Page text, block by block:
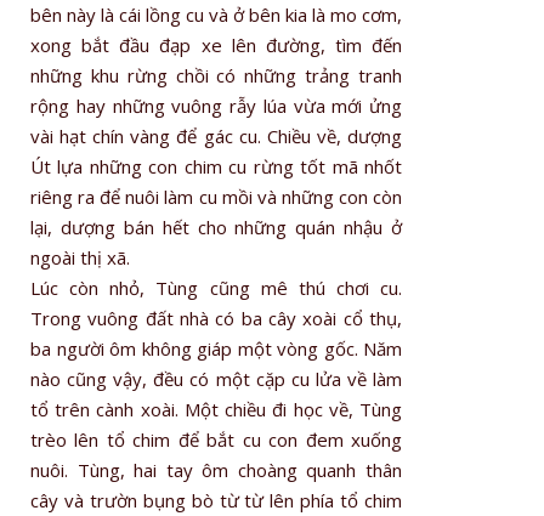
bên này là cái lồng cu và ở bên kia là mo cơm,
xong bắt đầu đạp xe lên đường, tìm đến
những khu rừng chồi có những trảng tranh
rộng hay những vuông rẫy lúa vừa mới ửng
vài hạt chín vàng để gác cu. Chiều về, dượng
Út lựa những con chim cu rừng tốt mã nhốt
riêng ra để nuôi làm cu mồi và những con còn
lại, dượng bán hết cho những quán nhậu ở
ngoài thị xã.
Lúc còn nhỏ, Tùng cũng mê thú chơi cu.
Trong vuông đất nhà có ba cây xoài cổ thụ,
ba người ôm không giáp một vòng gốc. Năm
nào cũng vậy, đều có một cặp cu lửa về làm
tổ trên cành xoài. Một chiều đi học về, Tùng
trèo lên tổ chim để bắt cu con đem xuống
nuôi. Tùng, hai tay ôm choàng quanh thân
cây và trườn bụng bò từ từ lên phía tổ chim